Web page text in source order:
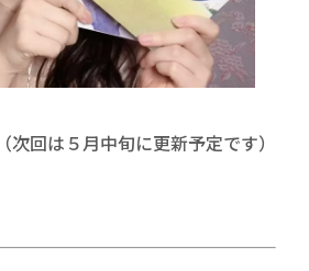
（次回は５月中旬に更新予定です）